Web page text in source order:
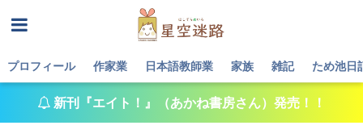
プロフィール 作家業 日本語教師業 家族 雑記 ため池日
新刊『エイト！』（あかね書房さん）発売！！